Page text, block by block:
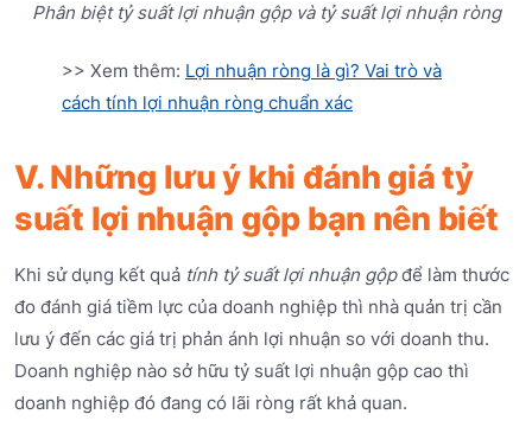
Phân biệt tỷ suất lợi nhuận gộp và tỷ suất lợi nhuận ròng
>> Xem thêm: Lợi nhuận ròng là gì? Vai trò và
cách tính lợi nhuận ròng chuẩn xác
V. Những lưu ý khi đánh giá tỷ
suất lợi nhuận gộp bạn nên biết
Khi sử dụng kết quả tính tỷ suất lợi nhuận gộpđể làm thước
đo đánh giá tiềm lực của doanh nghiệp thì nhà quản trị cần
lưu ý đến các giá trị phản ánh lợi nhuận so với doanh thu.
Doanh nghiệp nào sở hữu tỷ suất lợi nhuận gộp cao thì
doanh nghiệp đó đang có lãi ròng rất khả quan.